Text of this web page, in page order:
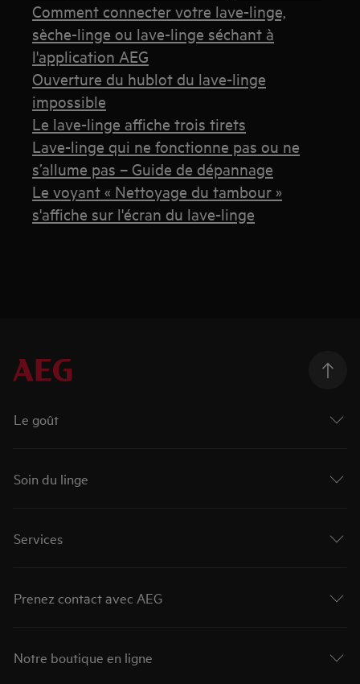
Comment connecter votre lave-linge,
sèche-linge ou lave-linge séchant à
l'application AEG
Ouverture du hublot du lave-linge
impossible
Le lave-linge affiche trois tirets
Lave-linge qui ne fonctionne pas ou ne
s’allume pas – Guide de dépannage
Le voyant « Nettoyage du tambour »
s'affiche sur l'écran du lave-linge
Le goût
Soin du linge
Services
Prenez contact avec AEG
Notre boutique en ligne